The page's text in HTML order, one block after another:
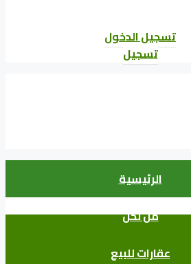
تسجيل الدخول
تسجيل
الرئيسية
من نحن
عقارات للبيع